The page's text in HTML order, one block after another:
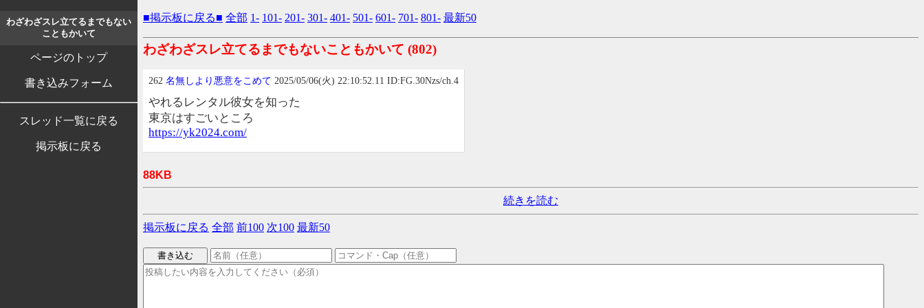
わざわざスレ立てるまでもない
こともかいて
ページのトップ
書き込みフォーム
スレッド一覧に戻る
掲示板に戻る
■掲示板に戻る■ 全部 1- 101- 201- 301- 401- 501- 601- 701- 801- 最新50
わざわざスレ立てるまでもないこともかいて (802)
262 名無しより悪意をこめて 2025/05/06(火) 22:10:52.11 ID:FG.30Nzs/ch.4
やれるレンタル彼女を知った
東京はすごいところ
https://yk2024.com/
88KB
続きを読む
掲示板に戻る 全部 前100 次100 最新50